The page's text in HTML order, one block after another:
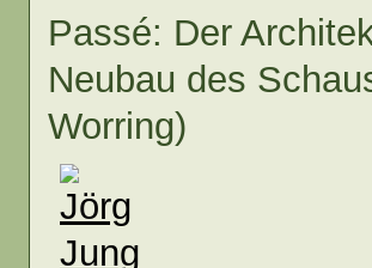
Passé: Der
Neubau des
Worring)